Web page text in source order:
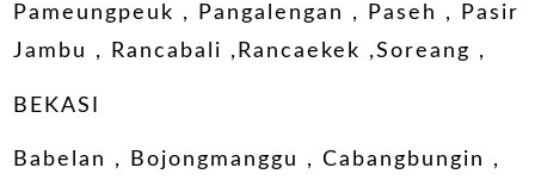
Pameungpeuk , Pangalengan , Paseh , Pasir
Jambu , Rancabali ,Rancaekek ,Soreang ,
BEKASI
Babelan , Bojongmanggu , Cabangbungin ,